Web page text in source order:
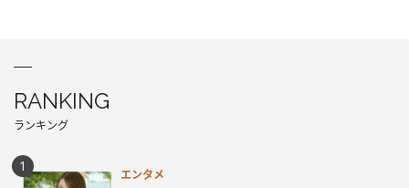
RANKING
ランキング
エンタメ